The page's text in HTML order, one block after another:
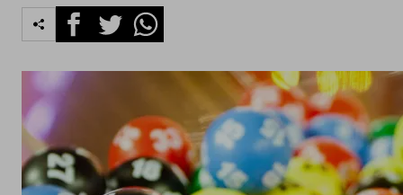
FacebookTwitterWhatsapp